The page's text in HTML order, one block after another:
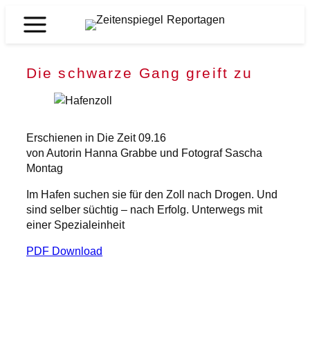
Inhalt
Zeitenspiegel
Die schwarze Gang greift zu
Erschienen in Die Zeit 09.16
von Autorin Hanna Grabbe und Fotograf Sascha
Montag
Im Hafen suchen sie für den Zoll nach Drogen. Und
sind selber süchtig – nach Erfolg. Unterwegs mit
einer Spezialeinheit
PDF Download